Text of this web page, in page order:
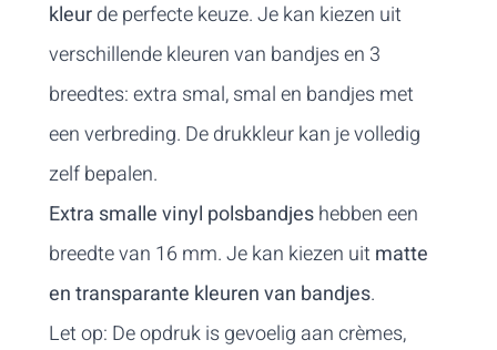
Vinyl polsbandjes met verbreding
Deze bandjes hebben een groter
drukoppervlak van 50 x 17 mm zodat jouw
opdruk extra in de verf staat. Kies uit 12
verschillende kleuren van bandjes, zowel mat
als glanzend.
Voor polsbandjes met RFID technologie, bekijk
devinyl NFC-bandjes bedrukt met 1 kleur
kleurde perfecte keuze. Je kan kiezen uit
verschillende kleuren van bandjes en 3
breedtes: extra smal, smal en bandjes met
een verbreding. De drukkleur kan je volledig
zelf bepalen.
Extra smalle vinyl polsbandjeshebben een
breedte van 16 mm. Je kan kiezen uitmatte
en transparante kleuren van bandjes.
Let op: De opdruk is gevoelig aan crèmes,